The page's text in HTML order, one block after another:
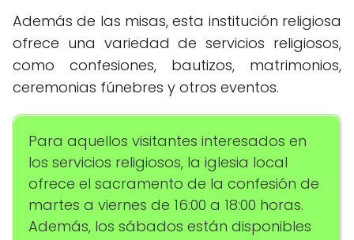
Además de las misas, esta institución religiosa
ofrece una variedad de servicios religiosos,
como confesiones, bautizos, matrimonios,
ceremonias fúnebres y otros eventos.
Para aquellos visitantes interesados en
los servicios religiosos, la iglesia local
ofrece el sacramento de la confesión de
martes a viernes de 16:00 a 18:00 horas.
Además, los sábados están disponibles